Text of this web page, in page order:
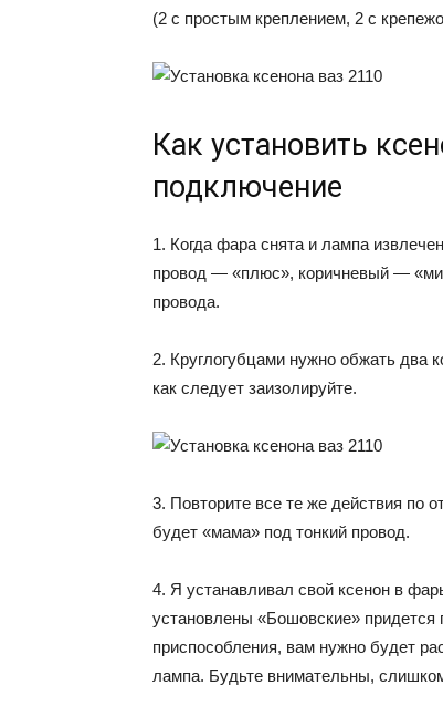
(2 с простым креплением, 2 с
Как установить
подключение
1. Когда фара снята и лампа
провод — «плюс», коричневый —
провода.
2. Круглогубцами нужно обжать два
как следует заизолируйте.
3. Повторите все те же действия по
будет «мама» под тонкий провод.
4. Я устанавливал свой ксенон в
установлены «Бошовские»
приспособления, вам нужно будет
лампа. Будьте внимательны,